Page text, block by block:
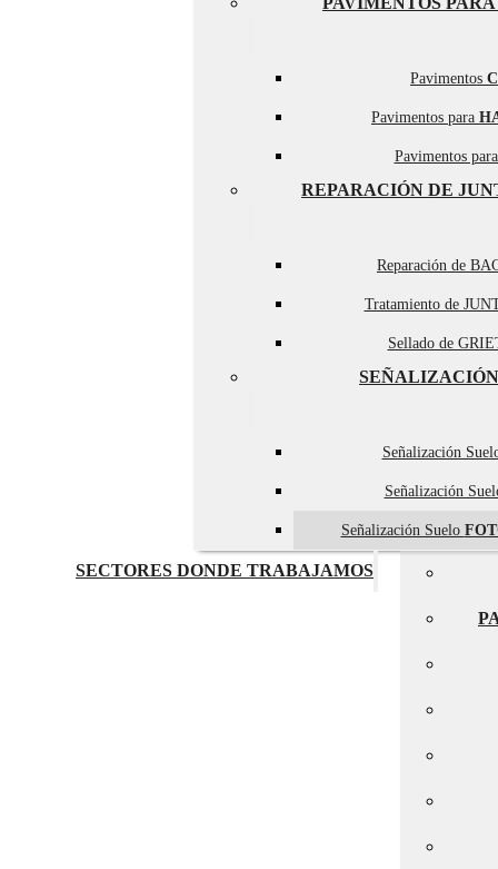
Pavimentos
Pavimentos para
Pavimentos
REPARACIÓN DE
Reparación de
Tratamiento de
Sellado de
Señalización
Señalización
Señalización Suelo
SECTORES DONDE TRABAJAMOS